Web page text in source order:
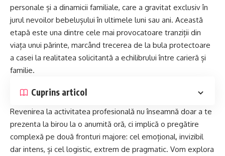
personale și a dinamicii familiale, care a gravitat exclusiv în
jurul nevoilor bebelușului în ultimele luni sau ani. Această
etapă este una dintre cele mai provocatoare tranziții din
viața unui părinte, marcând trecerea de la bula protectoare
a casei la realitatea solicitantă a echilibrului între carieră și
familie.
Cuprins articol
Revenirea la activitatea profesională nu înseamnă doar a te
prezenta la birou la o anumită oră, ci implică o pregătire
complexă pe două fronturi majore: cel emoțional, invizibil
dar intens, și cel logistic, extrem de pragmatic. Vom explora